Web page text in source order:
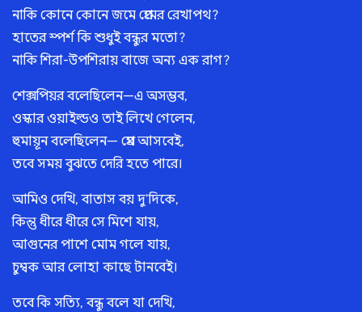
নাকি কোনে কোনে জমে প্রেমের রেখাপথ?
হাতের স্পর্শ কি শুধুই বন্ধুর মতো?
নাকি শিরা-উপশিরায় বাজে অন্য এক রাগ?
শেক্সপিয়র বলেছিলেন—এ অসম্ভব,
ওস্কার ওয়াইল্ডও তাই লিখে গেলেন,
হুমায়ূন বলেছিলেন— প্রেম আসবেই,
তবে সময় বুঝতে দেরি হতে পারে।
আমিও দেখি, বাতাস বয় দু’দিকে,
কিন্তু ধীরে ধীরে সে মিশে যায়,
আগুনের পাশে মোম গলে যায়,
চুম্বক আর লোহা কাছে টানবেই।
তবে কি সত্যি, বন্ধু বলে যা দেখি,